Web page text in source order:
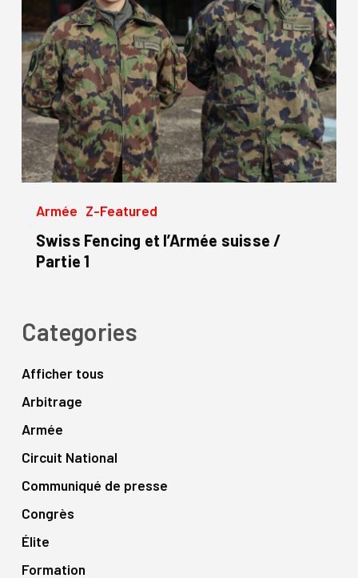
Armée Z-Featured
Swiss Fencing et l’Armée suisse /
Partie 1
Categories
Afficher tous
Arbitrage
Armée
Circuit National
Communiqué de presse
Congrès
Élite
Formation